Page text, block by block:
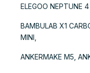
ELEGOO NEPTUNE
BAMBULAB X1
MINI,
ANKERMAKE M5,